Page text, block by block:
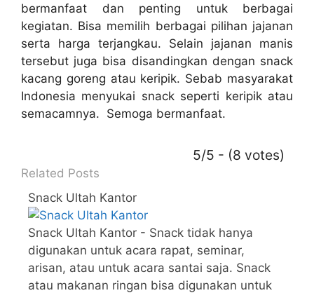
bermanfaat dan penting untuk berbagai
kegiatan. Bisa memilih berbagai pilihan jajanan
serta harga terjangkau. Selain jajanan manis
tersebut juga bisa disandingkan dengan snack
kacang goreng atau keripik. Sebab masyarakat
Indonesia menyukai snack seperti keripik atau
semacamnya. Semoga bermanfaat.
5/5 - (8 votes)
Related Posts
Snack Ultah Kantor
Snack Ultah Kantor - Snack tidak hanya
digunakan untuk acara rapat, seminar,
arisan, atau untuk acara santai saja. Snack
atau makanan ringan bisa digunakan untuk